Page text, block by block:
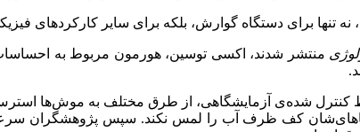
تنها برای دستگاه گوارش، بلکه برای سایر کارکردهای
منتشر شدند، اکسی توسین، هورمون مربوط به
شده‌ی آزمایشگاهی، از طرق مختلف به موش‌ها استرس
کف ظرف آب را لمس نکند. سپس پژوهشگران